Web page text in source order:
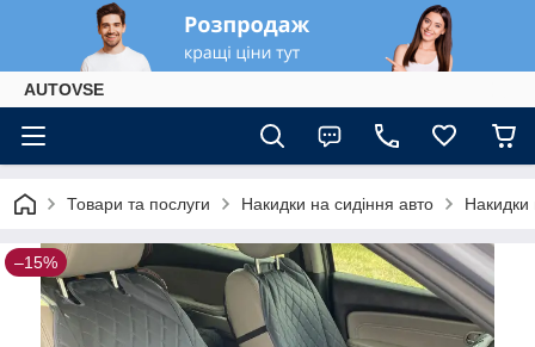
AUTOVSE
Товари та послуги Накидки на сидіння авто Накидки
–15%